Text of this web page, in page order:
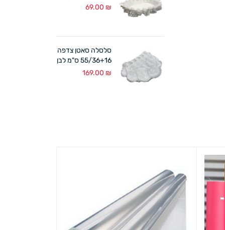
ס"מ לבן
69.00 ₪
סלסלה סאטן צדפה
55/36+16 ס"מ לבן
169.00 ₪